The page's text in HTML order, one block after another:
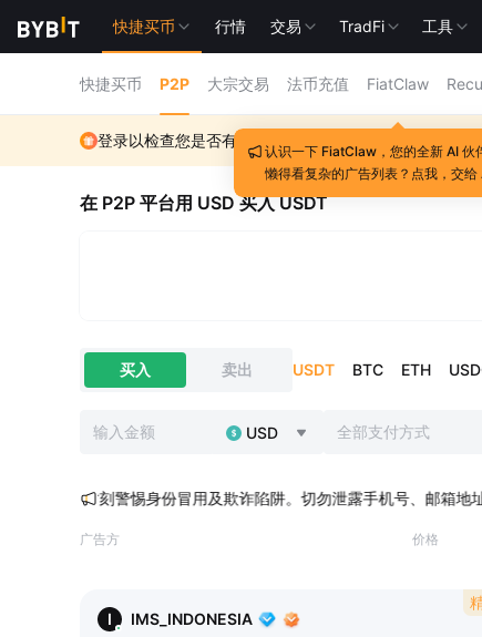
快捷买币 行情 交易 TradFi 工具
快捷买币 P2P 大宗交易 法币充值 FiatClaw
登录以检查您是否有资格参与
在 P2P 平台用 USD 买入 USDT
买入 卖出 USDT BTC ETH
USD 全部支付方式
。请时刻警惕身份冒用及欺诈陷阱。切勿泄露手机号、邮箱地址
广告方 价格
I
IMS_INDONESIA
认识一下 FiatClaw，您的全新 AI 伙
懒得看复杂的广告列表？点我，交给